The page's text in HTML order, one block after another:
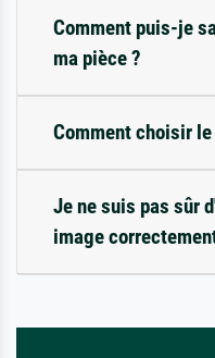
Comment puis-je
ma pièce ?
Comment choisir
Je ne suis pas sûr
image